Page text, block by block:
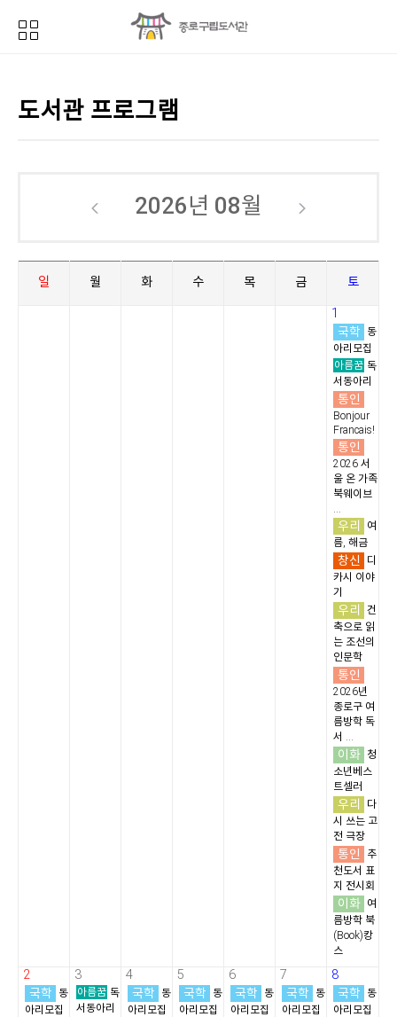
도서관 프로그램
2026년 08월
일 월 화 수 목 금 토
1
국학
동
아리모집
아름꿈 독
서동아리
통인
Bonjour
Francais!
통인
2026 서
울 온 가족
북웨이브
...
우리
여
름, 해금
창신
디
카시 이야
기
우리
건
축으로 읽
는 조선의
인문학
통인
2026년
종로구 여
름방학 독
서 ...
이화
청
소년베스
트셀러
우리
다
시 쓰는 고
전 극장
통인
추
천도서 표
지 전시회
이화
여
름방학 북
(Book)캉
스
2
국학
동
아리모집
3
아름꿈 독
서동아리
4
국학
동
아리모집
5
국학
동
아리모집
6
국학
동
아리모집
7
국학
동
아리모집
8
국학
동
아리모집